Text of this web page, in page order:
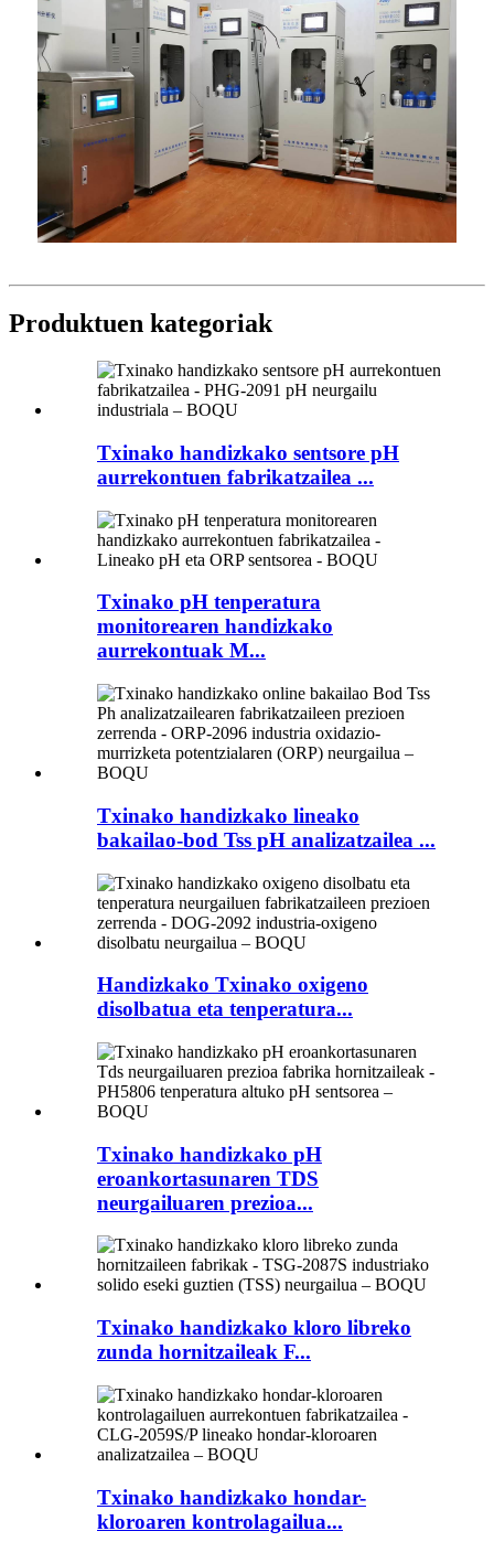
Produktuen kategoriak
Txinako handizkako sentsore pH
aurrekontuen fabrikatzailea ...
Txinako pH tenperatura
monitorearen handizkako
aurrekontuak M...
Txinako handizkako lineako
bakailao-bod Tss pH analizatzailea ...
Handizkako Txinako oxigeno
disolbatua eta tenperatura...
Txinako handizkako pH
eroankortasunaren TDS
neurgailuaren prezioa...
Txinako handizkako kloro libreko
zunda hornitzaileak F...
Txinako handizkako hondar-
kloroaren kontrolagailua...